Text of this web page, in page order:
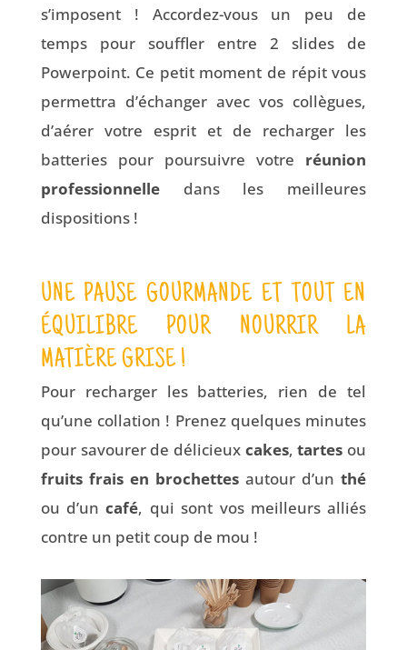
s’imposent ! Accordez-vous un peu de
temps pour souffler entre 2 slides de
Powerpoint. Ce petit moment de répit vous
permettra d’échanger avec vos collègues,
d’aérer votre esprit et de recharger les
batteries pour poursuivre votre réunion
professionnelledans les meilleures
dispositions !
UNE PAUSE GOURMANDE ET TOUT EN
ÉQUILIBRE POUR NOURRIR LA
MATIÈRE GRISE !
Pour recharger les batteries, rien de tel
qu’une collation ! Prenez quelques minutes
pour savourer de délicieux cakes,tartes ou
fruits frais en brochettes autour d’unthé
ou d’uncafé, qui sont vos meilleurs alliés
contre un petit coup de mou !